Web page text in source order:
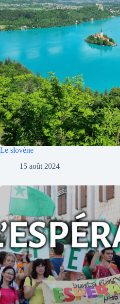
Le slovène
15 août 2024